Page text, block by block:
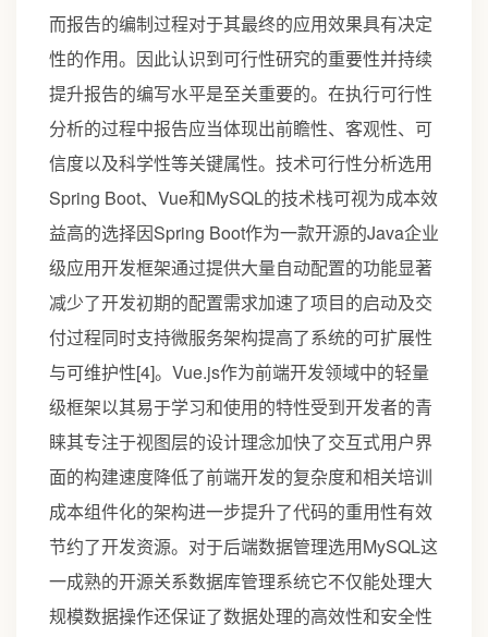
而报告的编制过程对于其最终的应用效果具有决定
性的作用。因此认识到可行性研究的重要性并持续
提升报告的编写水平是至关重要的。在执行可行性
分析的过程中报告应当体现出前瞻性、客观性、可
信度以及科学性等关键属性。技术可行性分析选用
Spring Boot、Vue和MySQL的技术栈可视为成本效
益高的选择因Spring Boot作为一款开源的Java企业
级应用开发框架通过提供大量自动配置的功能显著
减少了开发初期的配置需求加速了项目的启动及交
付过程同时支持微服务架构提高了系统的可扩展性
与可维护性[4]。Vue.js作为前端开发领域中的轻量
级框架以其易于学习和使用的特性受到开发者的青
睐其专注于视图层的设计理念加快了交互式用户界
面的构建速度降低了前端开发的复杂度和相关培训
成本组件化的架构进一步提升了代码的重用性有效
节约了开发资源。对于后端数据管理选用MySQL这
一成熟的开源关系数据库管理系统它不仅能处理大
规模数据操作还保证了数据处理的高效性和安全性